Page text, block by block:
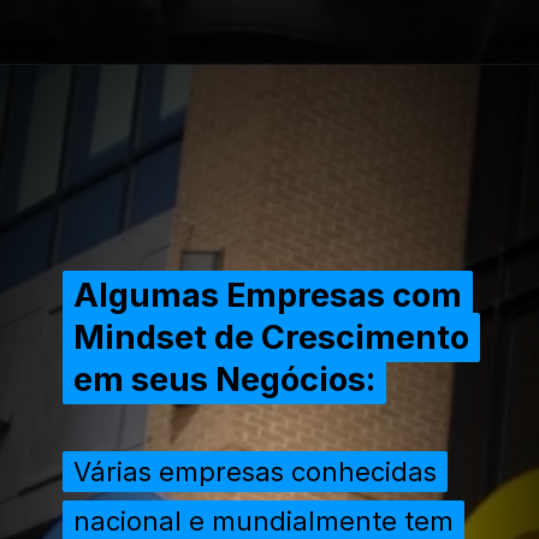
Algumas Empresas com
Mindset de Crescimento
em seus Negócios:
Algumas Empresas com
Mindset de Crescimento
em seus Negócios:
Várias empresas conhecidas
nacional e mundialmente tem
Várias empresas conhecidas
nacional e mundialmente tem